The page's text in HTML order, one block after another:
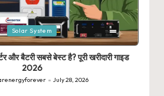
Solar System
और बैटरी सबसे बेस्ट है? पूरी खरीदारी गाइड
2026
July 28, 2026